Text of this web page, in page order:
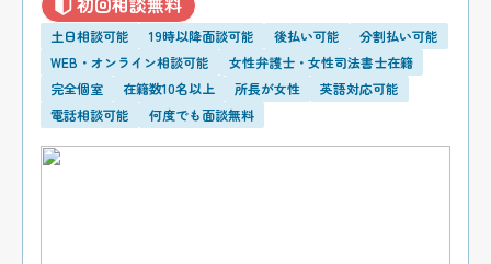
土日相談可能 19時以降面談可能 後払い可能
分割払い可能
WEB・オンライン相談可能
女性弁護士・女性司法書士在籍
完全個室
在籍数10名以上 所長が女性
英語対応可能
電話相談可能
何度でも面談無料